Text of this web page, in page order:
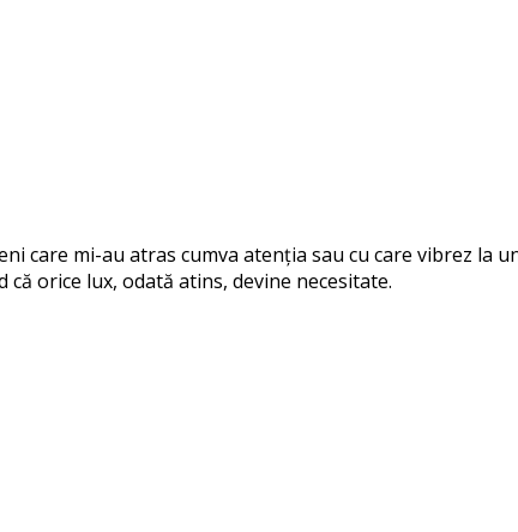
care mi-au atras cumva atenția sau cu care vibrez la
orice lux, odată atins, devine necesitate.